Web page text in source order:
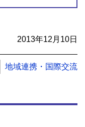
2013年12月10日
地域連携・国際交流